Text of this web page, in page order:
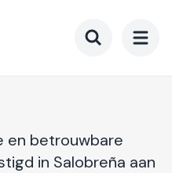
en betrouwbare
in Salobreña aan